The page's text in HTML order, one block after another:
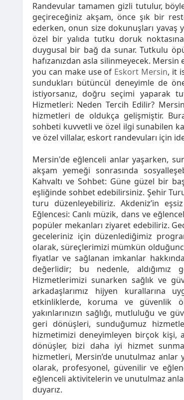
Randevular tamamen gizli tutulur,
geçireceğiniz akşam, önce şık bir
ederken, onun size dokunuşları
özel bir yalıda tutku doruk
duygusal bir bağ da sunar. Tutkulu
hafızanızdan asla silinmeyecek.
you can make use of Eskort Mersin, it
sundukları bütüncül deneyimle de
istiyorsanız, doğru seçimi yaparak
Hizmetleri: Neden Tercih Edilir?
hizmetleri de oldukça gelişmiştir.
sohbeti kuvvetli ve özel ilgi sunabilen
ve özel villalar, eskort randevuları için
Mersin'de eğlenceli anlar yaşarken,
akşam yemeği sonrasında
Kahvaltı ve Sohbet: Güne güzel bir
eşliğinde sohbet edebilirsiniz. Şehir
turu düzenleyebiliriz. Akdeniz’in
Eğlencesi: Canlı müzik, dans ve
popüler mekanları ziyaret edebiliriz.
geceleriniz için düzenlediğimiz
olarak, süreçlerimizi mümkün
fiyatlar ve sağlanan imkanlar
değerlidir; bu nedenle, aldığımız
Hizmetlerimizi sunarken sağlık ve
arkadaşlarımız hijyen kurallarına
etkinliklerde, koruma ve güvenlik
yakınlarınızın sağlığı, mutluluğu ve
geri dönüşleri, sunduğumuz
hizmetimizi deneyimleyen birçok kişi,
dönüşler, bizi daha iyi hizmet
hizmetleri, Mersin’de unutulmaz
olarak, profesyonel, güvenilir ve
eğlenceli aktivitelerin ve unutulmaz
duyarız.